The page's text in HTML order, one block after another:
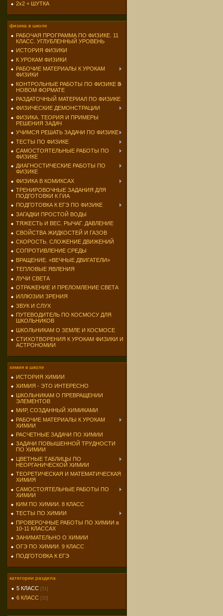
2х2 + ШУТКА
физика в школе
РАБОЧАЯ ПРОГРАММА ПО ФИЗИКЕ. 11
КЛАСС. УГЛУБЛЕННЫЙ УРОВЕНЬ
ИСТОРИЯ ФИЗИКИ
К УРОКАМ ФИЗИКИ
РАБОЧИЕ МАТЕРИАЛЫ К УРОКАМ
ФИЗИКИ
КОНТРОЛЬНЫЕ РАБОТЫ ПО ФИЗИКЕ В
НОВОМ ФОРМАТЕ
РАЗДАТОЧНЫЙ МАТЕРИАЛ ПО ФИЗИКЕ
ФИЗИЧЕСКИЕ ДЕМОНСТРАЦИИ
ФИЗИКА. ТЕОРИЯ И ПРИМЕРЫ
РЕШЕНИЯ ЗАДАЧ
УЧИМСЯ РЕШАТЬ ЗАДАЧИ ПО ФИЗИКЕ
ТЕСТЫ ПО ФИЗИКЕ
САМОСТОЯТЕЛЬНЫЕ РАБОТЫ ПО
ФИЗИКЕ
ДИАГНОСТИЧЕСКИЕ РАБОТЫ ПО
ФИЗИКЕ
ФИЗИКА В КОМИКСАХ
ТРЕНИРОВОЧНЫЕ ЗАДАНИЯ ДЛЯ
ПОДГОТОВКИ К ГИА
ПОДГОТОВКА К ЕГЭ ПО ФИЗИКЕ
ЗАГАДКИ ПРОСТОЙ ВОДЫ
ТЯЖЕСТЬ И ВЕС. РЫЧАГ. ДАВЛЕНИЕ
СВОЙСТВА ЖИДКОСТЕЙ И ГАЗОВ
СКОРОСТЬ. СЛОЖЕНИЕ ДВИЖЕНИЙ
СОПРОТИВЛЕНИЕ СРЕДЫ
ВРАЩЕНИЕ. «ВЕЧНЫЕ ДВИГАТЕЛИ»
ТЕПЛОВЫЕ ЯВЛЕНИЯ
ЛУЧИ СВЕТА
ОТРАЖЕНИЕ И ПРЕЛОМЛЕНИЕ СВЕТА
ИЛЛЮЗИИ ЗРЕНИЯ
ЗВУК И СЛУХ
ПУТЕВОДИТЕЛЬ ПО КОСМОСУ ДЛЯ
ШКОЛЬНИКОВ
ШКОЛЬНИКАМ О ЗЕМЛЕ И КОСМОСЕ
СТИХОТВОРЕНИЯ К УРОКАМ ФИЗИКИ И
АСТРОНОМИИ
химия в школе
ИСТОРИЯ ХИМИИ
ХИМИЯ - ЭТО ИНТЕРЕСНО
ШКОЛЬНИКАМ О ПРЕВРАЩЕНИИ
ЭЛЕМЕНТОВ
МИР, СОЗДАННЫЙ ХИМИКАМИ
РАБОЧИЕ МАТЕРИАЛЫ К УРОКАМ
ХИМИИ
РАСЧЕТНЫЕ ЗАДАЧИ ПО ХИМИИ
ЗАДАЧИ ПОВЫШЕННОЙ ТРУДНОСТИ
ПО ХИМИИ
ЦВЕТНЫЕ ТАБЛИЦЫ ПО
НЕОРГАНИЧЕСКОЙ ХИМИИ
ТЕОРЕТИЧЕСКАЯ И МАТЕМАТИЧЕСКАЯ
ХИМИЯ
САМОСТОЯТЕЛЬНЫЕ РАБОТЫ ПО
ХИМИИ
КИМ ПО ХИМИИ. 8 КЛАСС
ТЕСТЫ ПО ХИМИИ
ПРОВЕРОЧНЫЕ РАБОТЫ ПО ХИМИИ в
10-11 КЛАССАХ
ЗАНИМАТЕЛЬНО О ХИМИИ
ОГЭ ПО ХИМИИ. 9 КЛАСС
ПОДГОТОВКА К ЕГЭ
категории раздела
5 КЛАСС [51]
6 КЛАСС [33]